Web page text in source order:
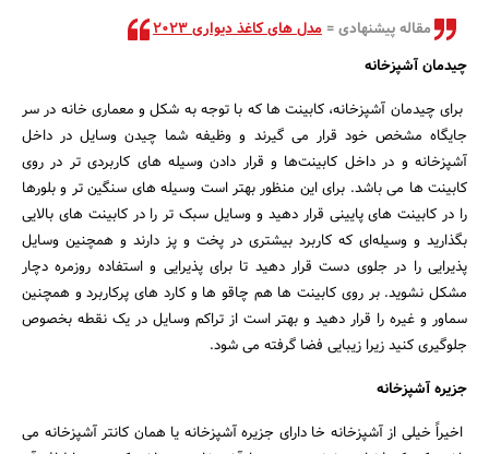
مقاله پیشنهادی = مدل های کاغذ دیواری 2023
چیدمان آشپزخانه
برای چیدمان آشپزخانه، کابینت ها که با توجه به شکل و معماری خانه در سر
جایگاه مشخص خود قرار می گیرند و وظیفه شما چیدن وسایل در داخل
آشپزخانه و در داخل کابینت‌ها و قرار دادن وسیله های کاربردی تر در روی
کابینت ها می باشد. برای این منظور بهتر است وسیله های سنگین تر و بلورها
را در کابینت های پایینی قرار دهید و وسایل سبک تر را در کابینت های بالایی
بگذارید و وسیله‌ای که کاربرد بیشتری در پخت و پز دارند و همچنین وسایل
پذیرایی را در جلوی دست قرار دهید تا برای پذیرایی و استفاده روزمره دچار
مشکل نشوید. بر روی کابینت ها هم چاقو ها و کارد های پرکاربرد و همچنین
سماور و غیره را قرار دهید و بهتر است از تراکم وسایل در یک نقطه بخصوص
جلوگیری کنید زیرا زیبایی فضا گرفته می شود.
جزیره آشپزخانه
اخیراً خیلی از آشپزخانه خا دارای جزیره آشپزخانه یا همان کانتر آشپزخانه می